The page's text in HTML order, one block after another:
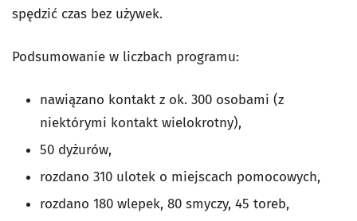
spędzić czas bez używek.
Podsumowanie w liczbach programu:
nawiązano kontakt z ok. 300 osobami (z
niektórymi kontakt wielokrotny),
50 dyżurów,
rozdano 310 ulotek o miejscach pomocowych,
rozdano 180 wlepek, 80 smyczy, 45 toreb,